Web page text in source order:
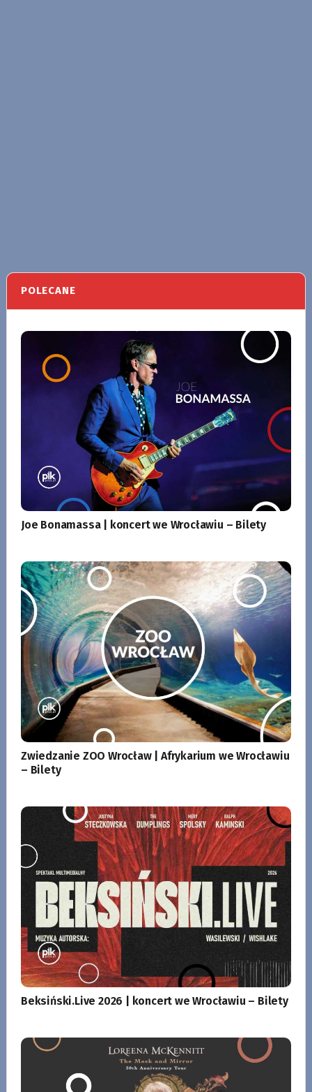
POLECANE
Joe Bonamassa | koncert we Wrocławiu – Bilety
Zwiedzanie ZOO Wrocław | Afrykarium we Wrocławiu
– Bilety
Beksiński.Live 2026 | koncert we Wrocławiu – Bilety